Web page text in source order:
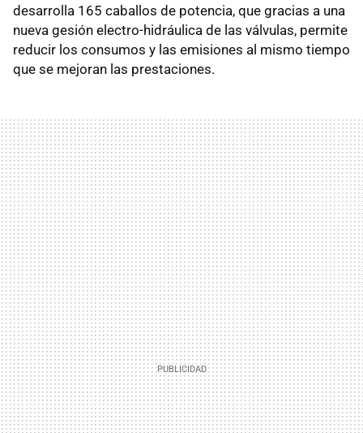
desarrolla 165 caballos de potencia, que gracias a una
nueva gesión electro-hidráulica de las válvulas, permite
reducir los consumos y las emisiones al mismo tiempo
que se mejoran las prestaciones.